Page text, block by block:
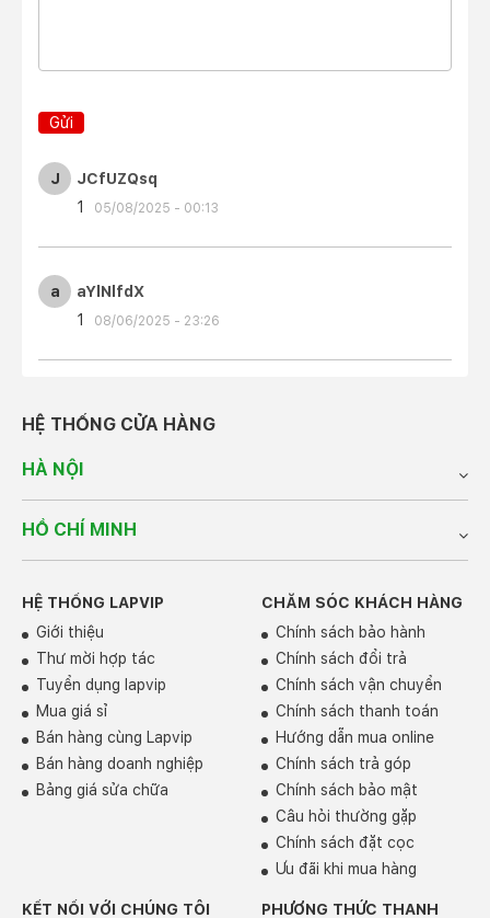
Gửi
J
JCfUZQsq
1
05/08/2025 - 00:13
a
aYlNlfdX
1
08/06/2025 - 23:26
HỆ THỐNG CỬA HÀNG
HÀ NỘI
HỒ CHÍ MINH
HỆ THỐNG LAPVIP
Giới thiệu
Thư mời hợp tác
Tuyển dụng lapvip
Mua giá sỉ
Bán hàng cùng Lapvip
Bán hàng doanh nghiệp
Bảng giá sửa chữa
CHĂM SÓC KHÁCH HÀNG
Chính sách bảo hành
Chính sách đổi trả
Chính sách vận chuyển
Chính sách thanh toán
Hướng dẫn mua online
Chính sách trả góp
Chính sách bảo mật
Câu hỏi thường gặp
Chính sách đặt cọc
Ưu đãi khi mua hàng
KẾT NỐI VỚI CHÚNG TÔI PHƯƠNG THỨC THANH